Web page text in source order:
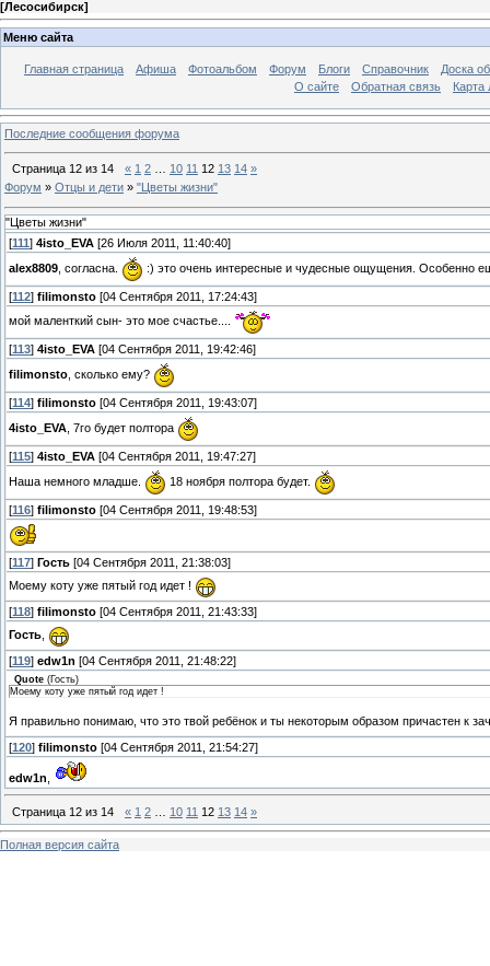
[Лесосибирск]
Меню сайта
Главная страница Афиша Фотоальбом Форум Блоги Справочник
Доска
О сайте
Обратная связь Карта
Последние сообщения форума
Страница 12 из 14 « 1 2 10 11 12 13 14 »
Форум » Отцы и дети » "Цветы жизни"
"Цветы жизни"
[111] 4isto_EVA [26 Июля 2011, 11:40:40]
alex8809 , согласна. :) это очень интересные и чудесные ощущения. Особенно
[112] filimonsto [04 Сентября 2011, 17:24:43]
мой маленткий сын- это мое счастье....
[113] 4isto_EVA [04 Сентября 2011, 19:42:46]
filimonsto , сколько ему?
[114] filimonsto [04 Сентября 2011, 19:43:07]
4isto_EVA , 7го будет полтора
[115] 4isto_EVA [04 Сентября 2011, 19:47:27]
Наша немного младше.
18 ноября полтора будет.
[116] filimonsto [04 Сентября 2011, 19:48:53]
[117] Гость [04 Сентября 2011, 21:38:03]
Моему коту уже пятый год идет !
[118] filimonsto [04 Сентября 2011, 21:43:33]
Гость
[119] edw1n [04 Сентября 2011, 21:48:22]
Quote (Гость)
Моему коту уже пятый год идет !
Я правильно понимаю, что это твой ребёнок и ты некоторым образом причастен к
[120] filimonsto [04 Сентября 2011, 21:54:27]
edw1n
Страница 12 из 14 « 1 2 10 11 12 13 14 »
Полная версия сайта